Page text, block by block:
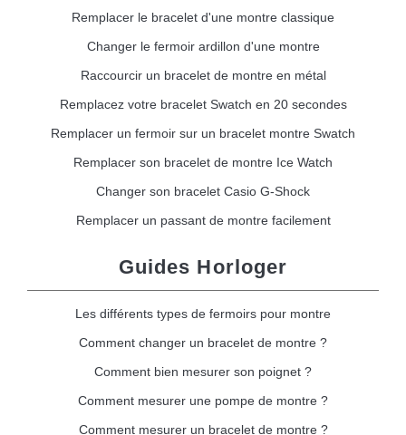
Remplacer le bracelet d'une montre classique
Changer le fermoir ardillon d'une montre
Raccourcir un bracelet de montre en métal
Remplacez votre bracelet Swatch en 20 secondes
Remplacer un fermoir sur un bracelet montre Swatch
Remplacer son bracelet de montre Ice Watch
Changer son bracelet Casio G-Shock
Remplacer un passant de montre facilement
Guides Horloger
Les différents types de fermoirs pour montre
Comment changer un bracelet de montre ?
Comment bien mesurer son poignet ?
Comment mesurer une pompe de montre ?
Comment mesurer un bracelet de montre ?